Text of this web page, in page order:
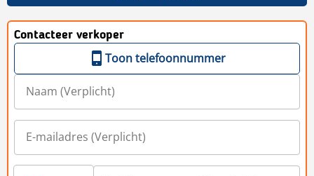
Contacteer verkoper
Toon telefoonnummer